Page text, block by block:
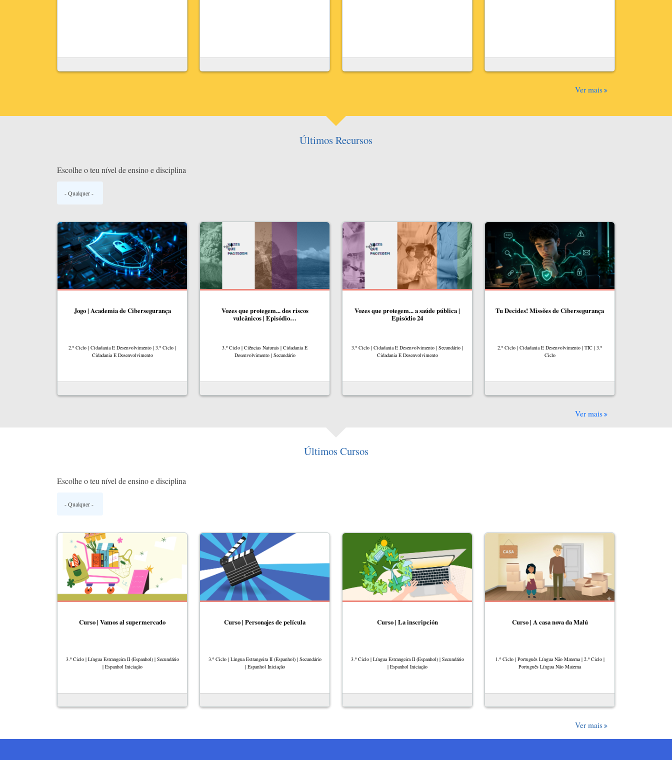
Ver mais
Últimos Recursos
Escolhe o teu nível de ensino e disciplina
Jogo | Academia de Cibersegurança
2.º Ciclo | Cidadania E Desenvolvimento | 3.º Ciclo |
Cidadania E Desenvolvimento
Vozes que protegem... dos riscos
vulcânicos | Episódio…
3.º Ciclo | Ciências Naturais | Cidadania E
Desenvolvimento | Secundário
Vozes que protegem... a saúde pública |
Episódio 24
3.º Ciclo | Cidadania E Desenvolvimento | Secundário |
Cidadania E Desenvolvimento
Tu Decides! Missões de Cibersegurança
2.º Ciclo | Cidadania E Desenvolvimento | TIC | 3.º
Ciclo
Ver mais
Últimos Cursos
Escolhe o teu nível de ensino e disciplina
Curso | Vamos al supermercado
3.º Ciclo | Língua Estrangeira II (Espanhol) | Secundário
| Espanhol Iniciação
Curso | Personajes de película
3.º Ciclo | Língua Estrangeira II (Espanhol) | Secundário
| Espanhol Iniciação
Curso | La inscripción
3.º Ciclo | Língua Estrangeira II (Espanhol) | Secundário
| Espanhol Iniciação
Curso | A casa nova da Malú
1.º Ciclo | Português Língua Não Materna | 2.º Ciclo |
Português Língua Não Materna
Ver mais